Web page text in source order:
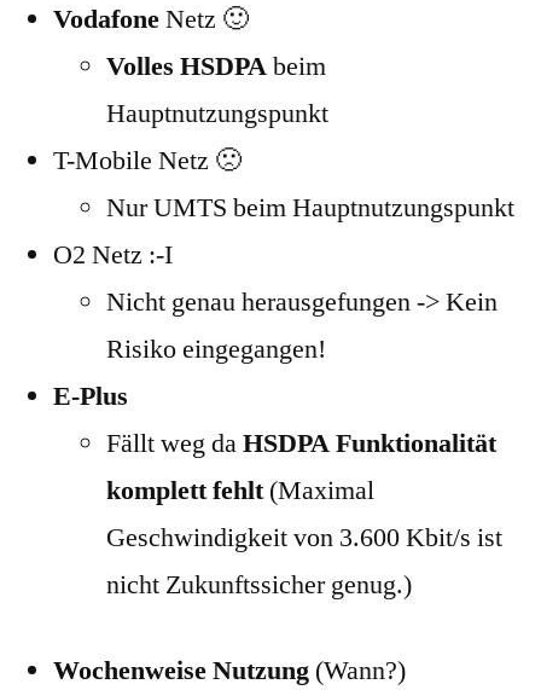
VodafoneNetz 🙂
Volles HSDPAbeim
Hauptnutzungspunkt
T-Mobile Netz 🙁
Nur UMTS beim Hauptnutzungspunkt
O2 Netz :-I
Nicht genau herausgefungen -> Kein
Risiko eingegangen!
E-Plus
Fällt weg daHSDPA Funktionalität
komplett fehlt(Maximal
Geschwindigkeit von 3.600 Kbit/s ist
nicht Zukunftssicher genug.)
Wochenweise Nutzung (Wann?)